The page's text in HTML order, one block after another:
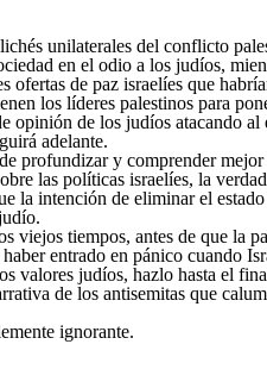
unilaterales del conflicto
en el odio a los judíos,
ofertas de paz israelíes que
los líderes palestinos para
opinión de los judíos atacando
adelante.
profundizar y comprender
las políticas israelíes, la
la intención de eliminar el
viejos tiempos, antes de que la
entrado en pánico cuando
valores judíos, hazlo hasta el
de los antisemitas que
ignorante.